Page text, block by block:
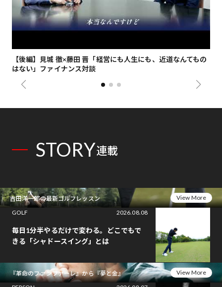
【後編】見城 徹×藤田 晋「経営にも人生にも、近道なんてもの
はない」ファイナンス対談
STORY連載
吉田洋一郎の最新ゴルフレッスン
View More
GOLF
2026.08.08
毎日1分半やるだけで変わる。どこでもで
きる「シャドースイング」とは
『革命のファンファーレ』から『夢と金』
View More